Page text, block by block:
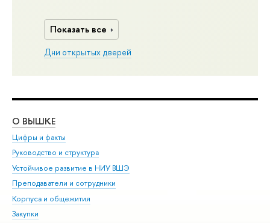
Показать все
Дни открытых дверей
О ВЫШКЕ
Цифры и факты
Руководство и структура
Устойчивое развитие в НИУ ВШЭ
Преподаватели и сотрудники
Корпуса и общежития
Закупки